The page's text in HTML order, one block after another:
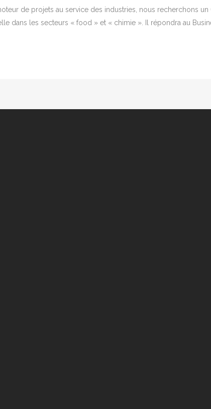
de projets au service des industries, nous recherchons un
dans les secteurs « food » et « chimie ». Il répondra au